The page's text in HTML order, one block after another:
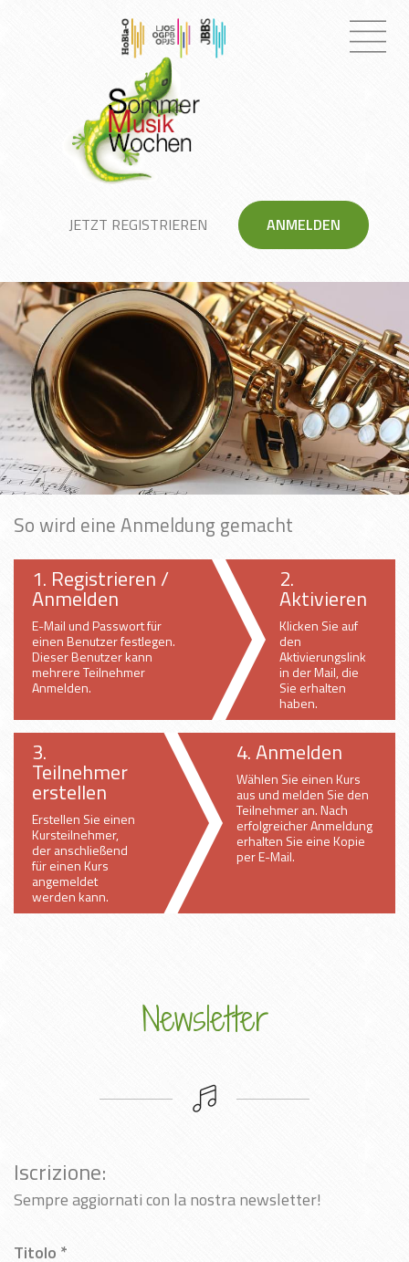
JETZT REGISTRIEREN ANMELDEN
So wird eine Anmeldung gemacht
1. Registrieren /
Anmelden
E-Mail und Passwort für
einen Benutzer festlegen.
Dieser Benutzer kann
mehrere Teilnehmer
Anmelden.
2.
Aktivieren
Klicken Sie auf
den
Aktivierungslink
in der Mail, die
Sie erhalten
haben.
3.
Teilnehmer
erstellen
Erstellen Sie einen
Kursteilnehmer,
der anschließend
für einen Kurs
angemeldet
werden kann.
4. Anmelden
Wählen Sie einen Kurs
aus und melden Sie den
Teilnehmer an. Nach
erfolgreicher Anmeldung
erhalten Sie eine Kopie
per E-Mail.
Newsletter
Iscrizione:
Sempre aggiornati con la nostra newsletter!
Titolo